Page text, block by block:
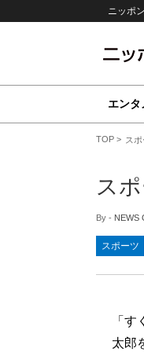
ニッポ
エンタ
TOP ス
ス
By - NEWS
スポーツ
「
太郎